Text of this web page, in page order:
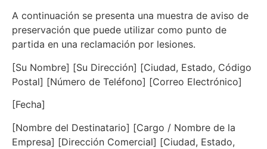
A continuación se presenta una muestra de aviso de
preservación que puede utilizar como punto de
partida en una reclamación por lesiones.
[Su Nombre] [Su Dirección] [Ciudad, Estado, Código
Postal] [Número de Teléfono] [Correo Electrónico]
[Fecha]
[Nombre del Destinatario] [Cargo / Nombre de la
Empresa] [Dirección Comercial] [Ciudad, Estado,